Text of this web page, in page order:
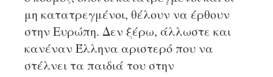
μη κατατρεγμένοι, θέλουν να έρθουν
στην Ευρώπη. Δεν ξέρω, άλλωστε και
κανέναν Έλληνα αριστερό που να
στέλνει τα παιδιά του στην